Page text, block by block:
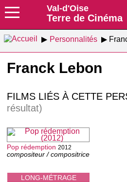
Val-d'Oise
Terre de Cinéma
Personnalités
Franck Lebon
FILMS LIÉS À CETTE
résultat)
LONG-MÉTRAGE
Pop rédemption 2012
compositeur / compositrice